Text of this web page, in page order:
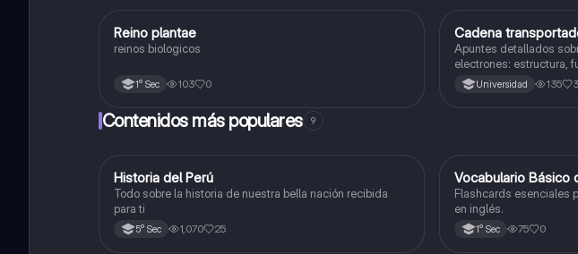
RCiencia y Tecnología
Reino plantae
reinos biologicos
1° Sec 103 0
Ciencia y Tecnología
Cadena
Apuntes detallados
electrones: estructura,
producción de ATP.
sobre los complejos
Universidad 135 3
Contenidos más populares 9
Ciencias Sociales
Historia del Perú
Todo sobre la historia de nuestra bella nación recibida
para ti
5° Sec 1,070 25
VInglés
Vocabulario Básico
Flashcards esenciales
en inglés.
1° Sec 75 0